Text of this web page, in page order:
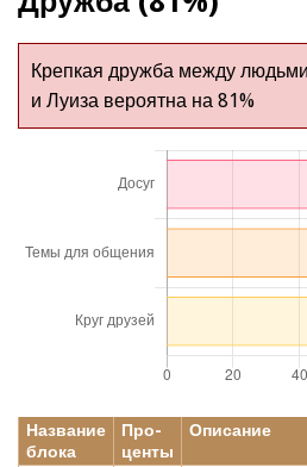
Крепкая дружба между
и Луиза вероятна на 81%
Название
блока
Про-
центы
Описание